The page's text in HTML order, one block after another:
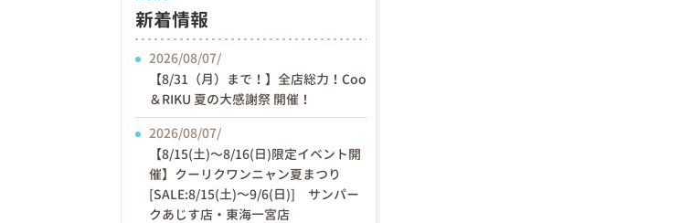
新着情報
2026/08/07/
【8/31（月）まで！】全店総力！Coo
＆RIKU 夏の大感謝祭 開催！
2026/08/07/
【8/15(土)〜8/16(日)限定イベント開
催】クーリクワンニャン夏まつり
[SALE:8/15(土)～9/6(日)] サンパー
クあじす店・東海一宮店